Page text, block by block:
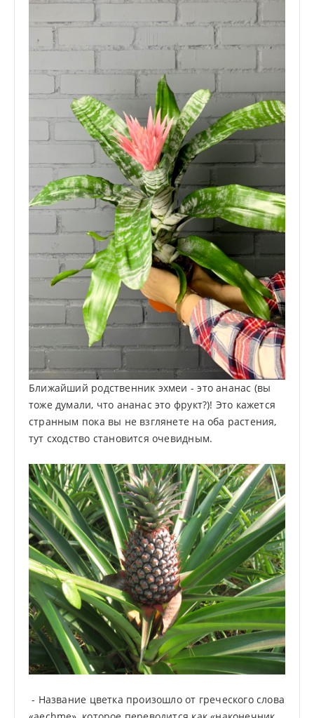
Ближайший родственник эхмеи - это ананас (вы
тоже думали, что ананас это фрукт?)! Это кажется
странным пока вы не взглянете на оба растения,
тут сходство становится очевидным.
- Название цветка произошло от греческого слова